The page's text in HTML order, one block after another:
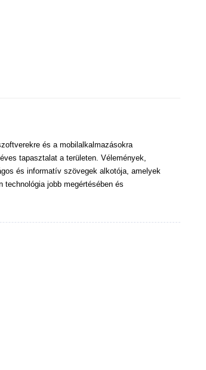
és a mobilalkalmazásokra
tapasztalat a területen. Vélemények,
és informatív szövegek alkotója, amelyek
jobb megértésében és